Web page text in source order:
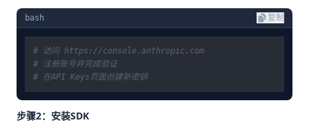
bash 复制
# 访问 https://console.anthropic.com
# 注册账号并完成验证
# 在API Keys页面创建新密钥
步骤2：安装SDK